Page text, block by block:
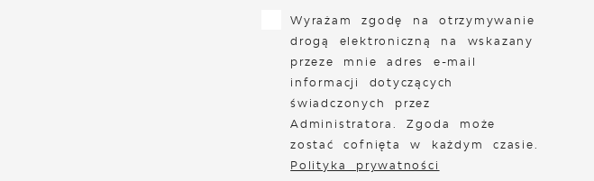
Wyrażam zgodę na otrzymywanie
drogą elektroniczną na wskazany
przeze mnie adres e-mail
informacji dotyczących
świadczonych przez
Administratora. Zgoda może
zostać cofnięta w każdym czasie.
Polityka prywatności